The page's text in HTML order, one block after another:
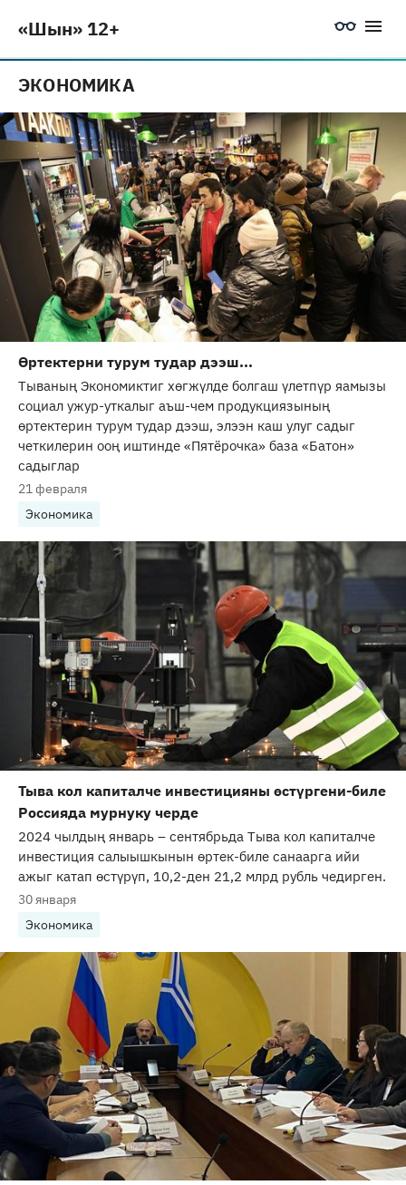
«Шын» 12+
ЭКОНОМИКА
Өртектерни турум тудар дээш...
Тываның Экономиктиг хөгжүлде болгаш үлетпүр яамызы
социал ужур-уткалыг аъш-чем продукциязының
өртектерин турум тудар дээш, элээн каш улуг садыг
четкилерин ооң иштинде «Пятёрочка» база «Батон»
садыглар
21 февраля
Экономика
Тыва кол капиталче инвестицияны өстүргени-биле
Россияда мурнуку черде
2024 чылдың январь – сентябрьда Тыва кол капиталче
инвестиция салыышкынын өртек-биле санаарга ийи
ажыг катап өстүрүп, 10,2-ден 21,2 млрд рубль чедирген.
30 января
Экономика